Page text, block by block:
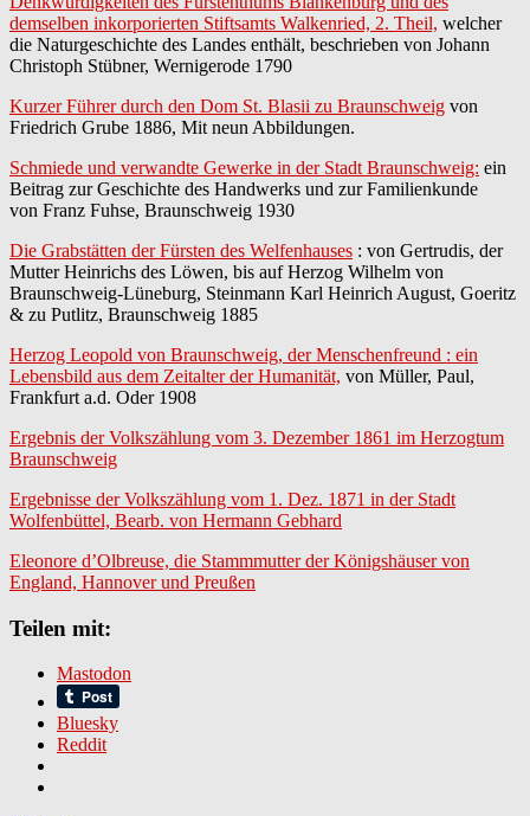
demselben inkorporierten Stiftsamts Walkenried, 2. Theil, welcher
die Naturgeschichte des Landes enthält, beschrieben von Johann
Christoph Stübner, Wernigerode 1790
Kurzer Führer durch den Dom St. Blasii zu Braunschweig von
Friedrich Grube 1886, Mit neun Abbildungen.
Schmiede und verwandte Gewerke in der Stadt Braunschweig: ein
Beitrag zur Geschichte des Handwerks und zur Familienkunde
von Franz Fuhse, Braunschweig 1930
Die Grabstätten der Fürsten des Welfenhauses : von Gertrudis, der
Mutter Heinrichs des Löwen, bis auf Herzog Wilhelm von
Braunschweig-Lüneburg, Steinmann Karl Heinrich August, Goeritz
& zu Putlitz, Braunschweig 1885
Herzog Leopold von Braunschweig, der Menschenfreund : ein
Lebensbild aus dem Zeitalter der Humanität, von Müller, Paul,
Frankfurt a.d. Oder 1908
Ergebnis der Volkszählung vom 3. Dezember 1861 im Herzogtum
Braunschweig
Ergebnisse der Volkszählung vom 1. Dez. 1871 in der Stadt
Wolfenbüttel, Bearb. von Hermann Gebhard
Eleonore d’Olbreuse, die Stammmutter der Königshäuser von
England, Hannover und Preußen
Teilen mit:
Mastodon
Bluesky
Reddit